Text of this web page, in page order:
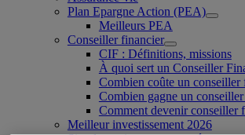
Plan Epargne Action (PEA)
Meilleurs PEA
Conseiller financier
CIF : Définitions, missions
À quoi sert un Conseiller
Combien coûte un conseiller
Combien gagne un
Comment devenir conseiller
Meilleur investissement 2026